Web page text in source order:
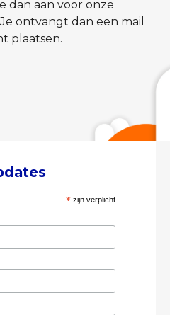
dan aan voor onze
ontvangt dan een mail
plaatsen.
* zijn verplicht